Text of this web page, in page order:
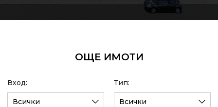
ОЩЕ ИМОТИ
Вход:
Всички
Тип:
Всички